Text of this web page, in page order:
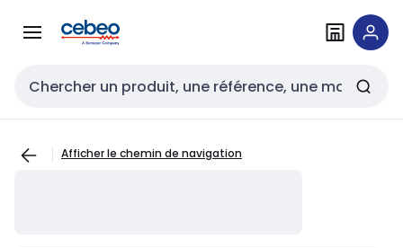
navigationau
Entrée de recherche
Afficher le chemin de navigation